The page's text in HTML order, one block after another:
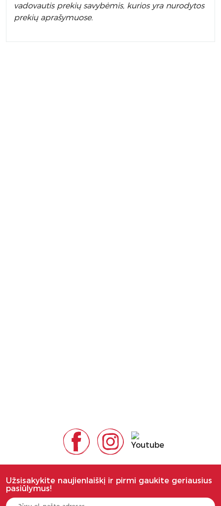
vadovautis prekių savybėmis, kurios yra nurodytos
prekių aprašymuose.
Užsisakykite naujienlaiškį ir pirmi gaukite geriausius
pasiūlymus!